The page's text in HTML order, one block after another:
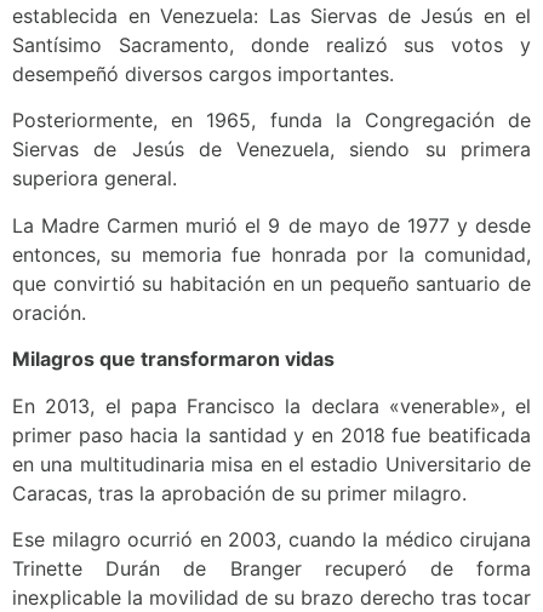
establecida en Venezuela: Las Siervas de Jesús en el
Santísimo Sacramento, donde realizó sus votos y
desempeñó diversos cargos importantes.
Posteriormente, en 1965, funda la Congregación de
Siervas de Jesús de Venezuela, siendo su primera
superiora general.
La Madre Carmen murió el 9 de mayo de 1977 y desde
entonces, su memoria fue honrada por la comunidad,
que convirtió su habitación en un pequeño santuario de
oración.
Milagros que transformaron vidas
En 2013, el papa Francisco la declara «venerable», el
primer paso hacia la santidad y en 2018 fue beatificada
en una multitudinaria misa en el estadio Universitario de
Caracas, tras la aprobación de su primer milagro.
Ese milagro ocurrió en 2003, cuando la médico cirujana
Trinette Durán de Branger recuperó de forma
inexplicable la movilidad de su brazo derecho tras tocar